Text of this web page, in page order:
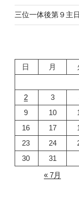
三位一体後第９主
日
月
2
3
9
10
16
17
23
24
30
31
« 7月